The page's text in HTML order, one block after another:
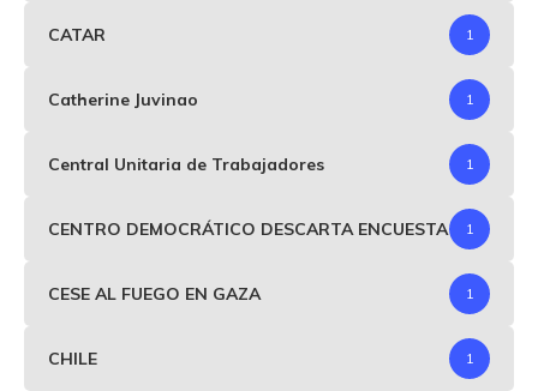
CATAR 1
Catherine Juvinao 1
Central Unitaria de Trabajadores 1
CENTRO DEMOCRÁTICO DESCARTA ENCUESTA 1
CESE AL FUEGO EN GAZA 1
CHILE 1